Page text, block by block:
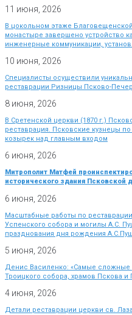
11 июня, 2026
В цокольном этаже
монастыре завершено устройство
инженерные коммуникации,
10 июня, 2026
Специалисты осуществили
реставрации Ризницы Псково-
8 июня, 2026
В Сретенской церкви (1870 г.)
реставрация. Псковские кузнецы
козырек над главным входом
6 июня, 2026
Митрополит Матфей
исторического здания Псковской
6 июня, 2026
Масштабные работы по
Успенского собора и могилы А.С.
празднования дня рождения
5 июня, 2026
Денис Василенко: «Самые сложные
Троицкого собора, храмов Пскова
4 июня, 2026
Детали реставрации церкви св.